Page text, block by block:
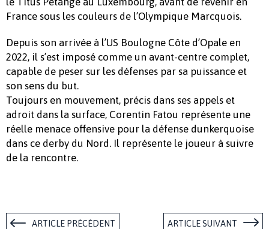
France sous les couleurs de l’Olympique Marcquois.
Depuis son arrivée à l’US Boulogne Côte d’Opale en
2022, il s’est imposé comme un avant-centre complet,
capable de peser sur les défenses par sa puissance et
son sens du but.
Toujours en mouvement, précis dans ses appels et
adroit dans la surface, Corentin Fatou représente une
réelle menace offensive pour la défense dunkerquoise
dans ce derby du Nord. Il représente le joueur à suivre
de la rencontre.
ARTICLE PRÉCÉDENT ARTICLE SUIVANT